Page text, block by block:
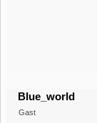
Blue_world
Gast